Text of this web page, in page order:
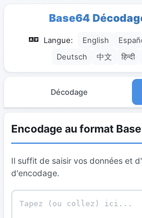
Base64
Langue: English
Deutsch
中文 हिन्दी
Décodage
Encodage au format
Il suffit de saisir vos données et
d'encodage.